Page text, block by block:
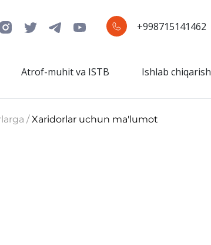
+998715141462
Atrof-muhit va ISTB Ishlab chiqarish
/Xaridorlar uchun ma'lumot